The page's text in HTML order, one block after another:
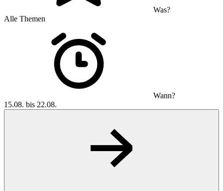
Was?
Alle Themen
Wann?
15.08. bis 22.08.